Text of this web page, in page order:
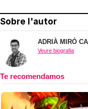
Sobre l'autor
ADRIÀ MIRÓ
Veure biografia